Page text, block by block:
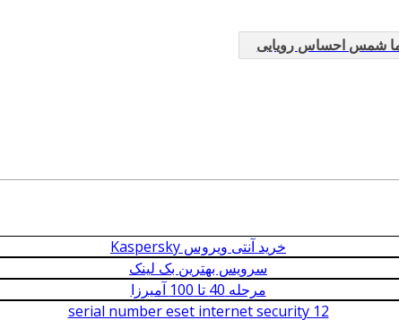
شمس احساس رویایی
خرید آنتی ویروس Kaspersky
سرویس بهترین بک لینک
مرحله 40 تا 100 آمیرزا
serial number eset internet security 12